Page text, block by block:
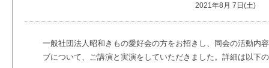
2021年8月 7日(土)
一般社団法人昭和きもの愛好会の方をお招きし、同会の活動内
ブについて、ご講演と実演をしていただきました。詳細は以下